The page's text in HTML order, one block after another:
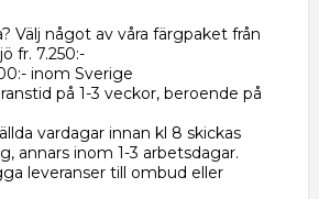
Välj något av våra färgpaket från
fr. 7.250:-
inom Sverige
på 1-3 veckor, beroende på
vardagar innan kl 8 skickas
annars inom 1-3 arbetsdagar.
leveranser till ombud eller